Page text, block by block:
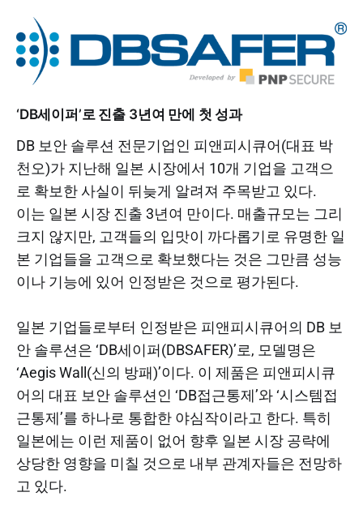
‘DB세이퍼’로 진출 3년여 만에 첫 성과
DB 보안 솔루션 전문기업인 피앤피시큐어(대표 박
천오)가 지난해 일본 시장에서 10개 기업을 고객으
로 확보한 사실이 뒤늦게 알려져 주목받고 있다.
이는 일본 시장 진출 3년여 만이다. 매출규모는 그리
크지 않지만, 고객들의 입맛이 까다롭기로 유명한 일
본 기업들을 고객으로 확보했다는 것은 그만큼 성능
이나 기능에 있어 인정받은 것으로 평가된다.
일본 기업들로부터 인정받은 피앤피시큐어의 DB 보
안 솔루션은 ‘DB세이퍼(DBSAFER)’로, 모델명은
‘Aegis Wall(신의 방패)’이다. 이 제품은 피앤피시큐
어의 대표 보안 솔루션인 ‘DB접근통제’와 ‘시스템접
근통제’를 하나로 통합한 야심작이라고 한다. 특히
일본에는 이런 제품이 없어 향후 일본 시장 공략에
상당한 영향을 미칠 것으로 내부 관계자들은 전망하
고 있다.